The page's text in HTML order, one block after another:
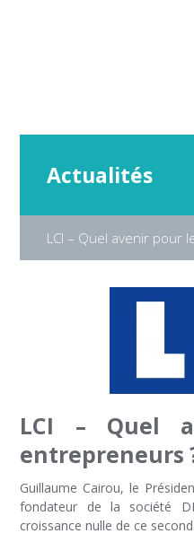
Actualités
LCI – Quel avenir pour
LCI – Quel
entrepreneurs
Guillaume Cairou, le
fondateur de la société
croissance nulle de ce